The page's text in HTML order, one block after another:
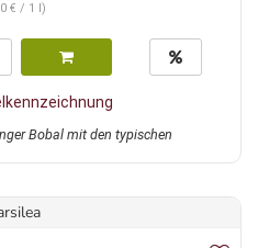
€ / 1 l)
Bobal mit den typischen